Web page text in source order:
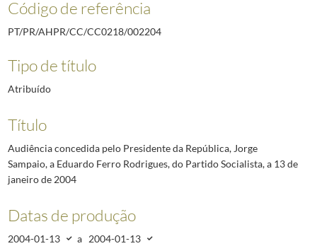
Código de referência
PT/PR/AHPR/CC/CC0218/002204
Tipo de título
Atribuído
Título
Audiência concedida pelo Presidente da República, Jorge
Sampaio, a Eduardo Ferro Rodrigues, do Partido Socialista, a 13 de
janeiro de 2004
Datas de produção
2004-01-13 a 2004-01-13